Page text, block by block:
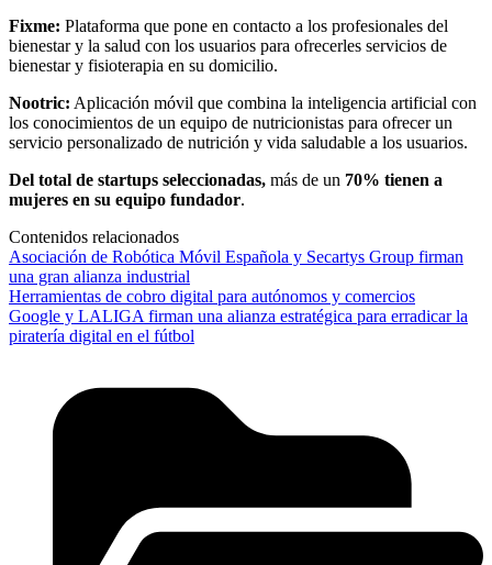
Fixme: Plataforma que pone en contacto a los profesionales del
bienestar y la salud con los usuarios para ofrecerles servicios de
bienestar y fisioterapia en su domicilio.
Nootric: Aplicación móvil que combina la inteligencia artificial con
los conocimientos de un equipo de nutricionistas para ofrecer un
servicio personalizado de nutrición y vida saludable a los usuarios.
Del total de startups seleccionadas, más de un 70% tienen a
mujeres en su equipo fundador.
Contenidos relacionados
Asociación de Robótica Móvil Española y Secartys Group firman
una gran alianza industrial
Herramientas de cobro digital para autónomos y comercios
Google y LALIGA firman una alianza estratégica para erradicar la
piratería digital en el fútbol